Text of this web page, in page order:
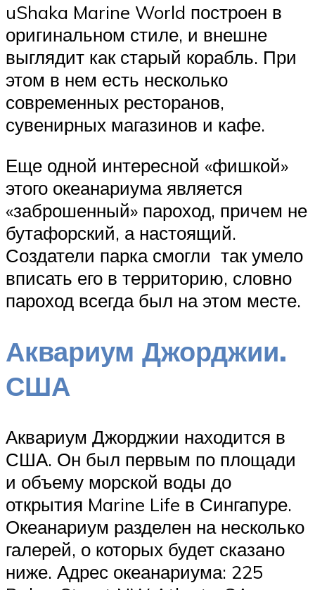
uShaka Marine World построен в
оригинальном стиле, и внешне
выглядит как старый корабль. При
этом в нем есть несколько
современных ресторанов,
сувенирных магазинов и кафе.
Еще одной интересной «фишкой»
этого океанариума является
«заброшенный» пароход, причем не
бутафорский, а настоящий.
Создатели парка смогли так умело
вписать его в территорию, словно
пароход всегда был на этом месте.
Аквариум Джорджии.
США
Аквариум Джорджии находится в
США. Он был первым по площади
и объему морской воды до
открытия Marine Life в Сингапуре.
Океанариум разделен на несколько
галерей, о которых будет сказано
ниже. Адрес океанариума: 225